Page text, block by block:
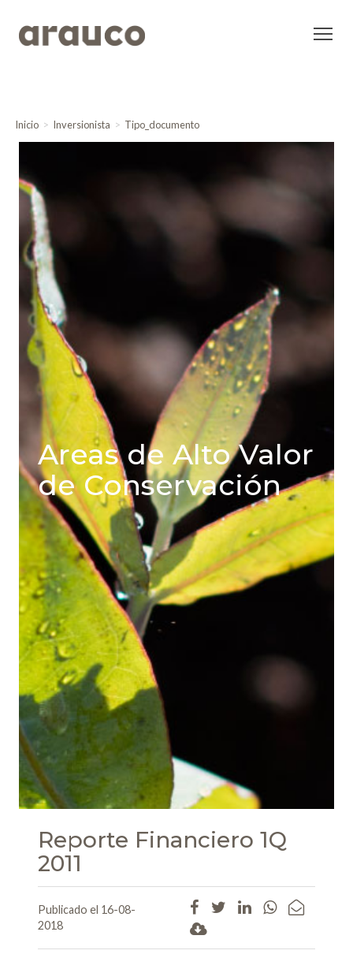
Inicio Inversionista Tipo_documento
Areas de Alto Valor
de Conservación
Reporte Financiero 1Q
2011
Publicado el 16-08-
2018